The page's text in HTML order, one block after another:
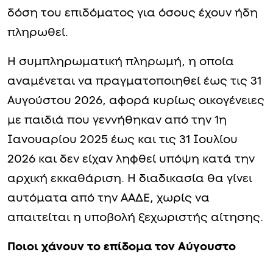
δόση του επιδόματος για όσους έχουν ήδη
πληρωθεί.
Η συμπληρωματική πληρωμή, η οποία
αναμένεται να πραγματοποιηθεί έως τις 31
Αυγούστου 2026, αφορά κυρίως οικογένειες
με παιδιά που γεννήθηκαν από την 1η
Ιανουαρίου 2025 έως και τις 31 Ιουλίου
2026 και δεν είχαν ληφθεί υπόψη κατά την
αρχική εκκαθάριση. Η διαδικασία θα γίνει
αυτόματα από την ΑΑΔΕ, χωρίς να
απαιτείται η υποβολή ξεχωριστής αίτησης.
Ποιοι χάνουν το επίδομα τον Αύγουστο